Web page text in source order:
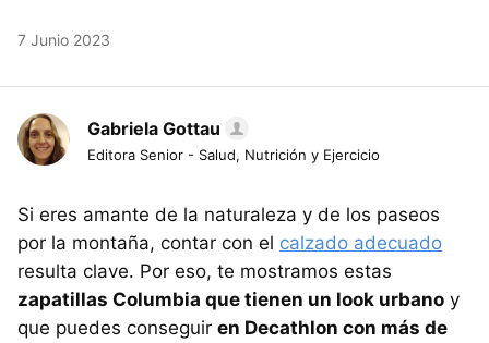
7 Junio 2023
Gabriela Gottau
Editora Senior - Salud, Nutrición y Ejercicio
Si eres amante de la naturaleza y de los paseos
por la montaña, contar con el calzado adecuado
resulta clave. Por eso, te mostramos estas
zapatillas Columbia que tienen un look urbano y
que puedes conseguir en Decathlon con más de